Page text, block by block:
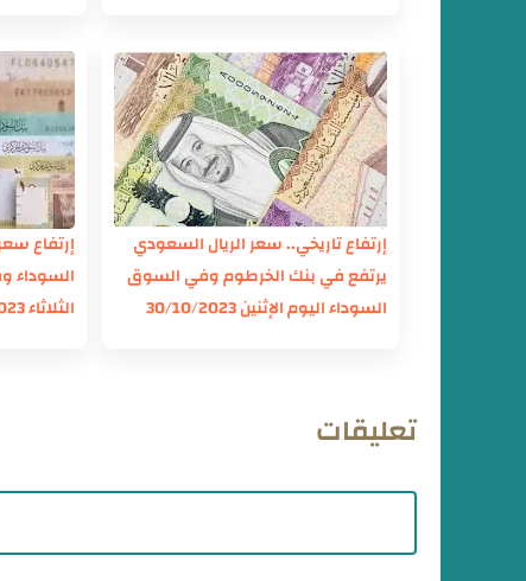
إرتفاع تاريخي.. سعر الريال السعودي
يرتفع في بنك الخرطوم وفي السوق
السوداء اليوم الإثنين 30/10/2023
إرتفاع
السوداء
الثلاثاء 31/10/2023
تعليقات